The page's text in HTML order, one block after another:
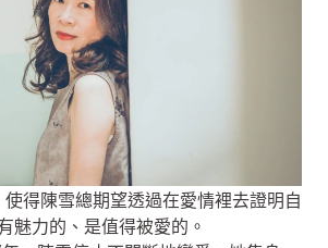
得陳雪總期望透過在愛情裡去證明自
魅力的、是值得被愛的。